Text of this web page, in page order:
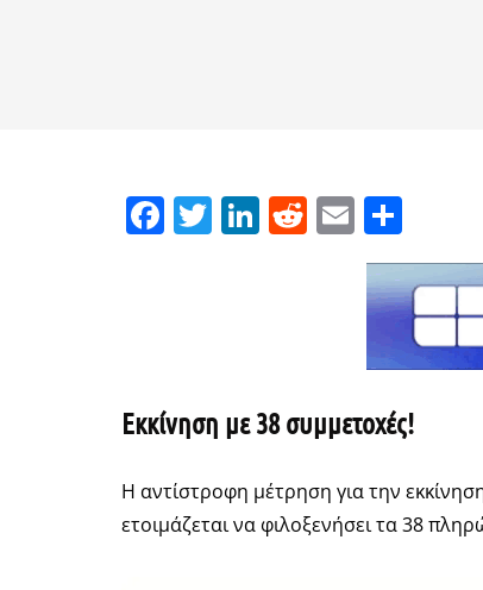
Facebook
Twitter
LinkedIn
Reddit
Email
Εκκίνηση με 38 συμμετοχές!
Η αντίστροφη μέτρηση για την
ετοιμάζεται να φιλοξενήσει τα 38